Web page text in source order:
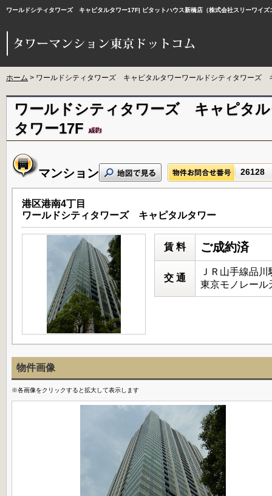
ワールドシティタワーズ キャピタルタワー17F| ピタットハウス新橋店（株式会社スリーワイ
ホーム > ワールドシティタワーズ キャピタルタワーワールドシティタワーズ
ワールドシティタワーズ キャピタ
タワー17F
マンション 26128
港区港南4丁目
ワールドシティタワーズ キャピタルタワー
賃 料 ご成約済
交 通
ＪＲ山手線品
東京モノレール
物件画像
※各画像をクリックすると拡大して表示します